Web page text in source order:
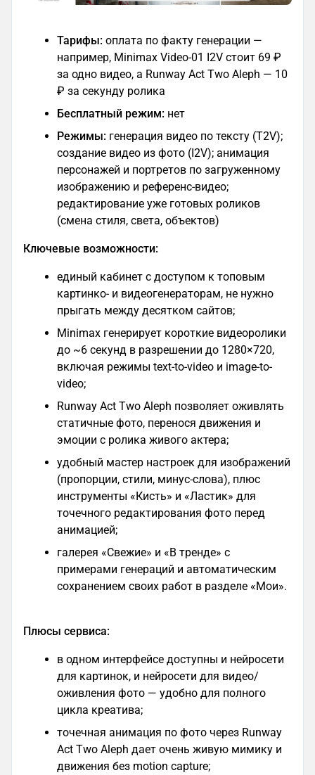
Тарифы: оплата по факту генерации —
например, Minimax Video-01 I2V стоит 69 ₽
за одно видео, а Runway Act Two Aleph — 10
₽ за секунду ролика
Бесплатный режим: нет
Режимы: генерация видео по тексту (T2V);
создание видео из фото (I2V); анимация
персонажей и портретов по загруженному
изображению и референс-видео;
редактирование уже готовых роликов
(смена стиля, света, объектов)
Ключевые возможности:
единый кабинет с доступом к топовым
картинко- и видеогенераторам, не нужно
прыгать между десятком сайтов;
Minimax генерирует короткие видеоролики
до ~6 секунд в разрешении до 1280×720,
включая режимы text-to-video и image-to-
video;
Runway Act Two Aleph позволяет оживлять
статичные фото, перенося движения и
эмоции с ролика живого актера;
удобный мастер настроек для изображений
(пропорции, стили, минус-слова), плюс
инструменты «Кисть» и «Ластик» для
точечного редактирования фото перед
анимацией;
галерея «Свежие» и «В тренде» с
примерами генераций и автоматическим
сохранением своих работ в разделе «Мои».
Плюсы сервиса:
в одном интерфейсе доступны и нейросети
для картинок, и нейросети для видео/
оживления фото — удобно для полного
цикла креатива;
точечная анимация по фото через Runway
Act Two Aleph дает очень живую мимику и
движения без motion capture;